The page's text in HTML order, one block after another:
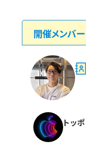
開催メンバー
トッポ